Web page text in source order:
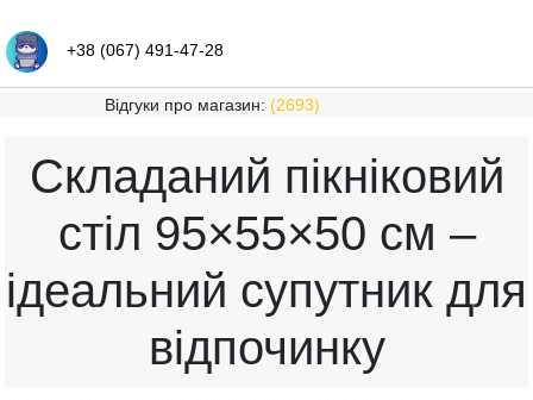
+38 (067) 491-47-28
Відгуки про магазин: (2693)
Складаний пікніковий
стіл 95×55×50 см –
ідеальний супутник для
відпочинку